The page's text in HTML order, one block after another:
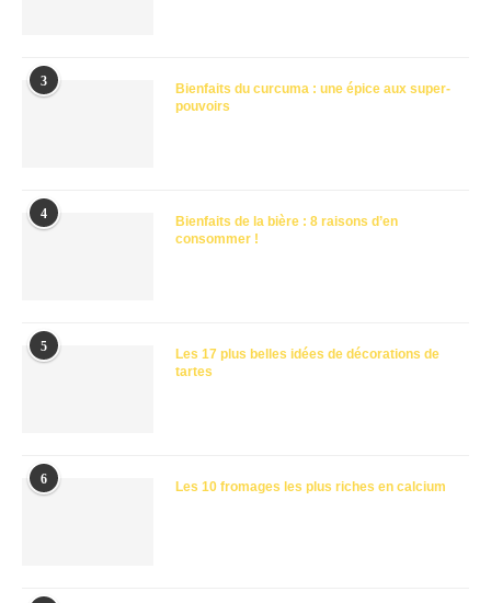
3
Bienfaits du curcuma : une épice aux super-
pouvoirs
4
Bienfaits de la bière : 8 raisons d’en
consommer !
5
Les 17 plus belles idées de décorations de
tartes
6 Les 10 fromages les plus riches en calcium